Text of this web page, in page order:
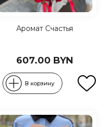
Аромат Счастья
607.00 BYN
В корзину